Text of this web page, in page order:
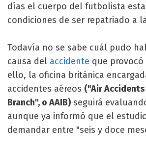
días el cuerpo del futbolista
condiciones de ser repatriado a
Todavía no se sabe cuál pudo
causa del accidente que
ello, la oficina británica
accidentes aéreos ("Air
Branch", o AAIB) seguirá
aunque ya informó que el
demandar entre "seis y doce